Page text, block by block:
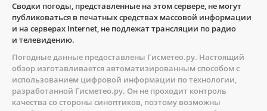
Сводки погоды, представленные на этом сервере, не могут
публиковаться в печатных средствах массовой информации
и на серверах Internet, не подлежат трансляции по радио
и телевидению.
Погодные данные предоставлены Гисметео.ру. Настоящий
обзор изготавливается автоматизированным способом с
использованием цифровой информации по технологии,
разработанной Гисметео.ру. Он не проходит контроль
качества со стороны синоптиков, поэтому возможны